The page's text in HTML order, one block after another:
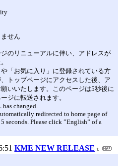
せん
のリニューアルに伴い、アドレスが
や「お気に入り」に登録されている方
トップページにアクセスした後、ア
いいたします。このページは5秒後に
ジに転送されます。
changed.
redirected to home page of
seconds. Please click ”English” of a
KME NEW RELEASE